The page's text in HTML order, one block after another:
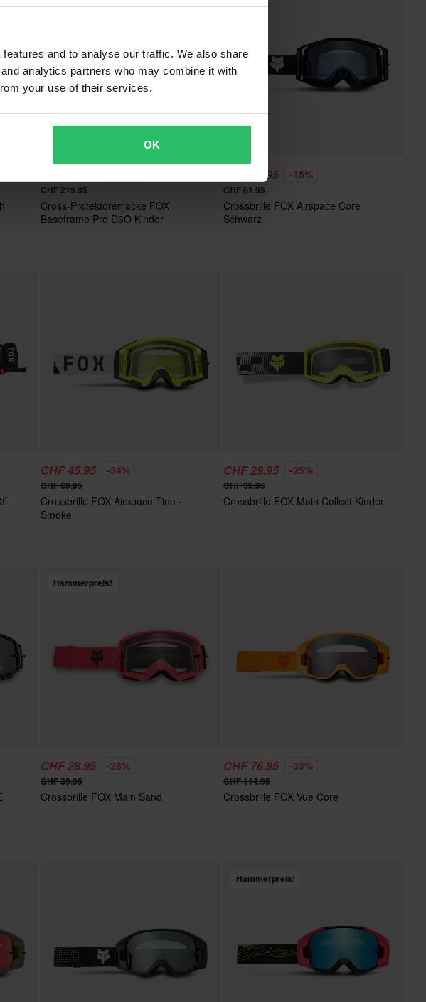
and to analyse our traffic. We also share
analytics partners who may combine it with
your use of their services.
OK
CHF 219.95
Cross-Protektorenjacke FOX
Baseframe Pro D3O Kinder
CHF 52.95 -15%
CHF 61.95
Crossbrille FOX Airspace Core
Schwarz
CHF 45.95 -34%
CHF 69.95
Crossbrille FOX Airspace Tine -
Smoke
CHF 29.95 -25%
CHF 39.95
Crossbrille FOX Main Collect Kinder
Hammerpreis!
CHF 28.95 -28%
CHF 39.95
Crossbrille FOX Main Sand
CHF 76.95 -33%
CHF 114.95
Crossbrille FOX Vue Core
Hammerpreis!